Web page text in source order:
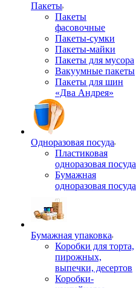
Пакеты
Пакеты
фасовочные
Пакеты-сумки
Пакеты-майки
Пакеты для мусора
Вакуумные пакеты
Пакеты для шин
«Два Андрея»
Одноразовая посуда
Пластиковая
одноразовая посуда
Бумажная
одноразовая посуда
Бумажная упаковка
Коробки для торта,
пирожных,
выпечки, десертов
Коробки-